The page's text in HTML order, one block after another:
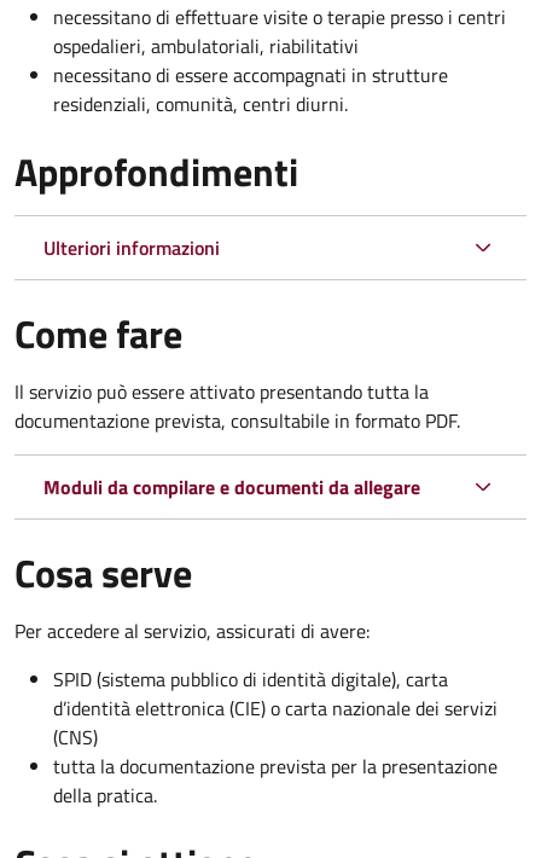
necessitano di effettuare visite o terapie presso i centri
ospedalieri, ambulatoriali, riabilitativi
necessitano di essere accompagnati in strutture
residenziali, comunità, centri diurni.
Approfondimenti
Ulteriori informazioni
Come fare
Il servizio può essere attivato presentando tutta la
documentazione prevista, consultabile in formato PDF.
Moduli da compilare e documenti da allegare
Cosa serve
Per accedere al servizio, assicurati di avere:
SPID (sistema pubblico di identità digitale), carta
d’identità elettronica (CIE) o carta nazionale dei servizi
(CNS)
tutta la documentazione prevista per la presentazione
della pratica.